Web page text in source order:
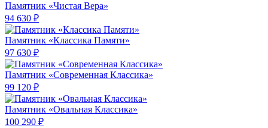
Памятник «Чистая Вера»
94 630 ₽
Памятник «Классика Памяти»
97 630 ₽
Памятник «Современная Классика»
99 120 ₽
Памятник «Овальная Классика»
100 290 ₽